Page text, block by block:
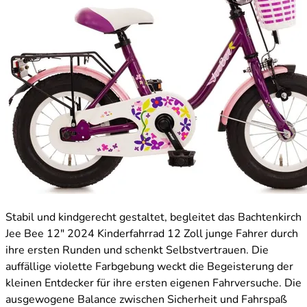
Stabil und kindgerecht gestaltet, begleitet das Bachtenkirch
Jee Bee 12" 2024 Kinderfahrrad 12 Zoll junge Fahrer durch
ihre ersten Runden und schenkt Selbstvertrauen. Die
auffällige violette Farbgebung weckt die Begeisterung der
kleinen Entdecker für ihre ersten eigenen Fahrversuche. Die
ausgewogene Balance zwischen Sicherheit und Fahrspaß